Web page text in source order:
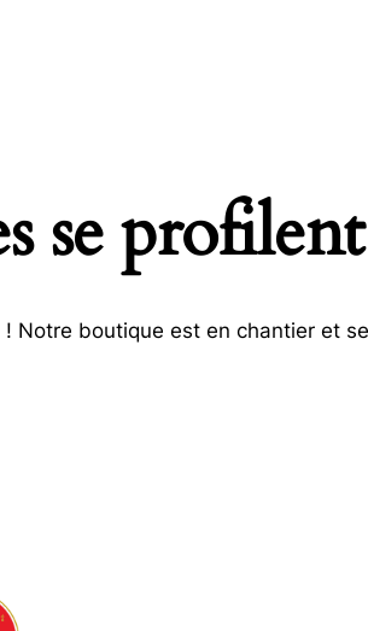
se
! Notre boutique est en chantier et